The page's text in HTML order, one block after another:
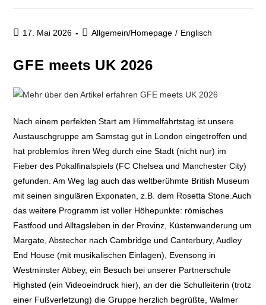
17. Mai 2026 Allgemein/Homepage / Englisch
GFE meets UK 2026
Nach einem perfekten Start am Himmelfahrtstag ist unsere
Austauschgruppe am Samstag gut in London eingetroffen und
hat problemlos ihren Weg durch eine Stadt (nicht nur) im
Fieber des Pokalfinalspiels (FC Chelsea und Manchester City)
gefunden. Am Weg lag auch das weltberühmte British Museum
mit seinen singulären Exponaten, z.B. dem Rosetta Stone.Auch
das weitere Programm ist voller Höhepunkte: römisches
Fastfood und Alltagsleben in der Provinz, Küstenwanderung um
Margate, Abstecher nach Cambridge und Canterbury, Audley
End House (mit musikalischen Einlagen), Evensong in
Westminster Abbey, ein Besuch bei unserer Partnerschule
Highsted (ein Videoeindruck hier), an der die Schulleiterin (trotz
einer Fußverletzung) die Gruppe herzlich begrüßte, Walmer